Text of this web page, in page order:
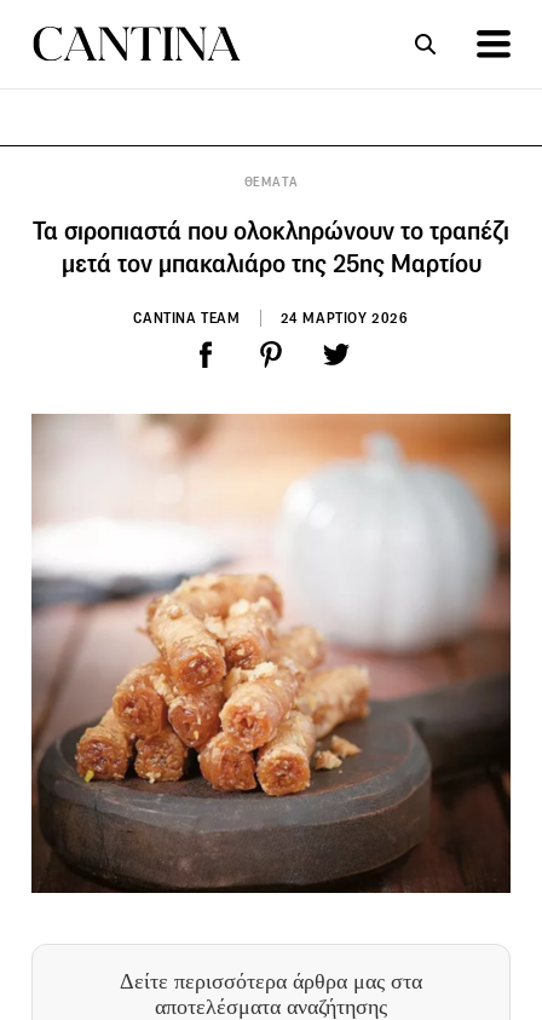
ΘΕΜΑΤΑ
Τα σιροπιαστά που ολοκληρώνουν το τραπέζι
μετά τον μπακαλιάρο της 25ης Μαρτίου
CANTINA TEAM 24 ΜΑΡΤΙΟΥ 2026
Δείτε περισσότερα άρθρα μας στα
αποτελέσματα αναζήτησης